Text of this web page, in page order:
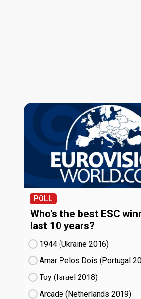
POLL
Who's the best ESC
last 10 years?
1944 (Ukraine
16)
Amar Pelos Dois (Portugal
Toy (Israel
18)
Arcade (Netherlands
19)